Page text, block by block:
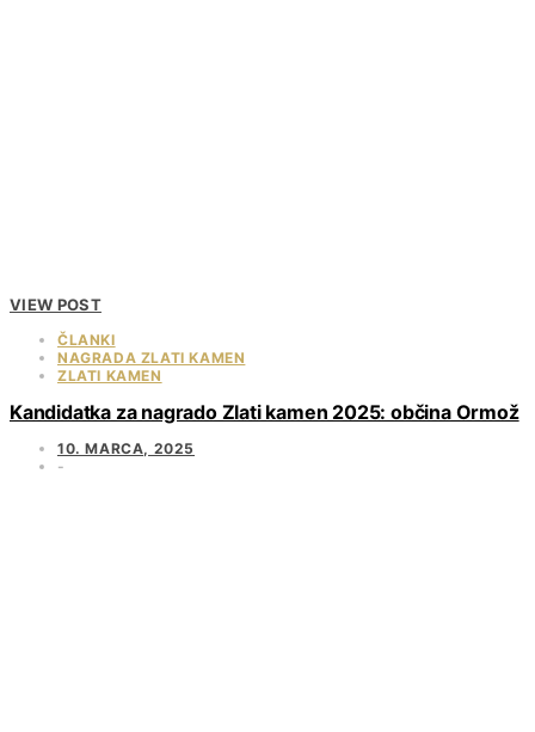
VIEW POST
ČLANKI
NAGRADA ZLATI KAMEN
ZLATI KAMEN
Kandidatka za nagrado Zlati kamen 2025: občina Ormož
10. MARCA, 2025